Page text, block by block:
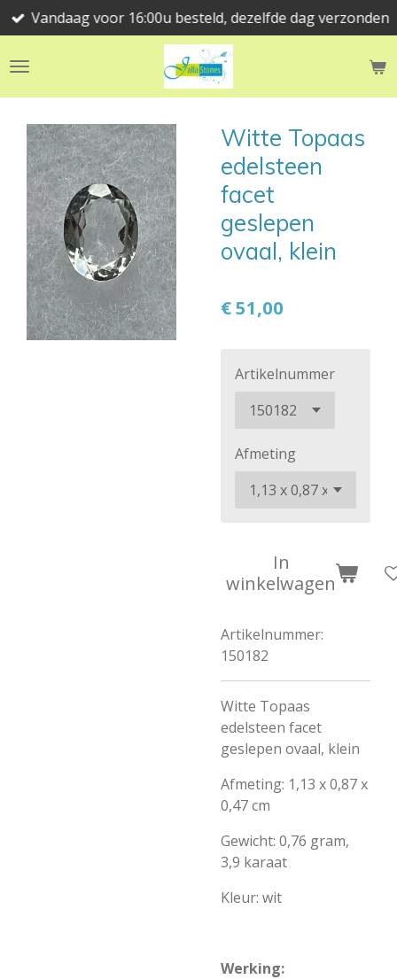
Ga
direct
naar
Vandaag voor 16:00u besteld, dezelfde dag verzonden
Witte Topaas
edelsteen
facet
geslepen
ovaal, klein
€ 51,00
Artikelnummer
Afmeting
In
winkelwagen
Artikelnummer:
150182
Witte Topaas
edelsteen facet
geslepen ovaal, klein
Afmeting: 1,13 x 0,87 x
0,47 cm
Gewicht: 0,76 gram,
3,9 karaat
Kleur: wit
Werking: